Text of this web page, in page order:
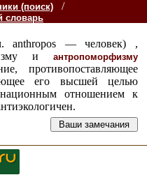
(поиск) /
словарь
anthropos — человек) ,
и антропоморфизму
противопоставляющее
его высшей целью
отношением к